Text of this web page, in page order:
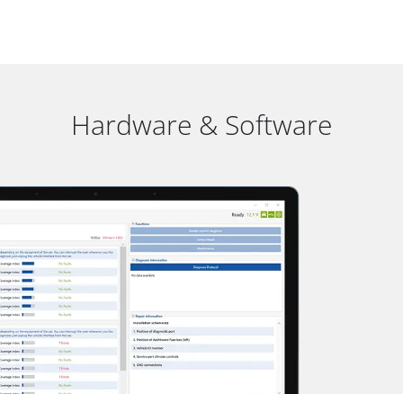
Hardware & Software